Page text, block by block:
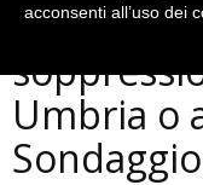
Provincia
Umbria o
Sondaggio
acconsenti all’uso dei